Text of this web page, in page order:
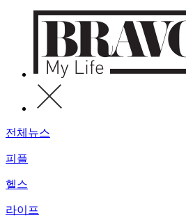
전체뉴스
피플
헬스
라이프